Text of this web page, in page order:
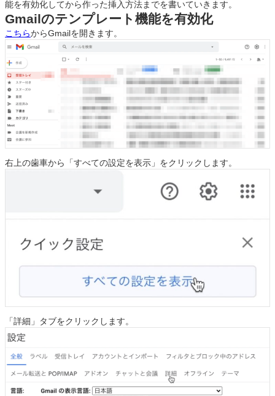
能を有効化してから作った挿入方法までを書いていきます。
Gmailのテンプレート機能を有効化
こちらからGmailを開きます。
右上の歯車から「すべての設定を表示」をクリックします。
「詳細」タブをクリックします。